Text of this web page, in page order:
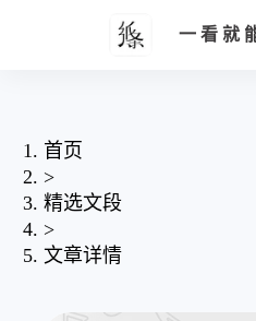
一看就
首页
>
精选文段
>
文章详情